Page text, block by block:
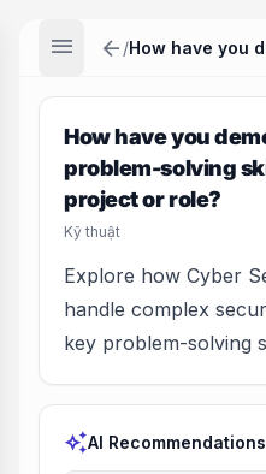
menu arrow_back /
How have you
problem-solving
project or role?
Kỹ thuật
Explore how Cyber
handle complex
key problem-solving
auto_awesomeAI Recommendations